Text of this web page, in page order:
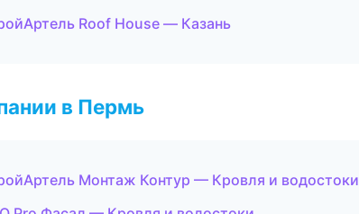
Roof House — Казань
в Пермь
Монтаж Контур — Кровля и водостоки